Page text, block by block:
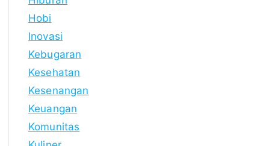
Hobi
Inovasi
Kebugaran
Kesehatan
Kesenangan
Keuangan
Komunitas